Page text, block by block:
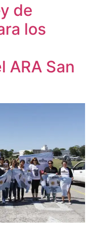
de
los
ARA San